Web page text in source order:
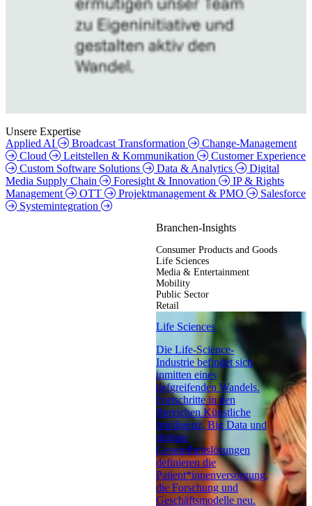
Unsere Expertise
Applied AI
Broadcast Transformation
Change-Management
Cloud
Leitstellen & Kommunikation
Customer Experience
Custom Software Solutions
Data & Analytics
Digital
Media Supply Chain
Foresight & Innovation
IP & Rights
Management
OTT Projektmanagement & PMO
Salesforce
Systemintegration
Branchen-Insights
Consumer Products and Goods
Life Sciences
Media & Entertainment
Mobility
Public Sector
Retail
Life Sciences
Die Life-Science-
Industrie befindet sich
inmitten eines
tiefgreifenden Wandels.
Fortschritte in den
Bereichen Künstliche
Intelligenz, Big Data und
digitale
Gesundheitslösungen
definieren die
Patient*innenversorgung,
die Forschung und
Geschäftsmodelle neu.